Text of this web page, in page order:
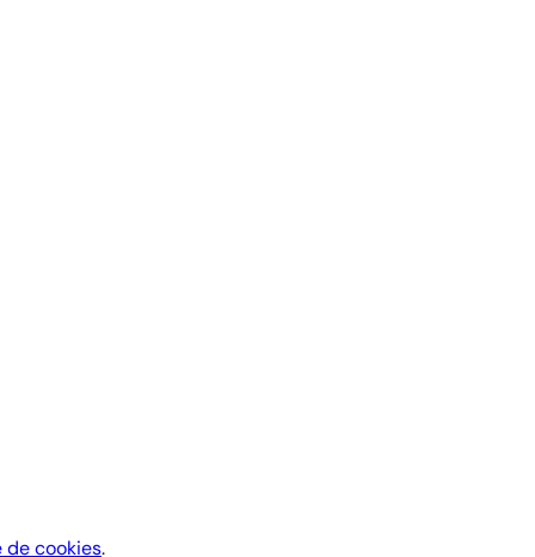
de cookies.